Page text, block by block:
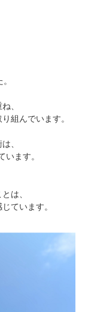
、
組んでいます。
、
ます。
は、
ています。